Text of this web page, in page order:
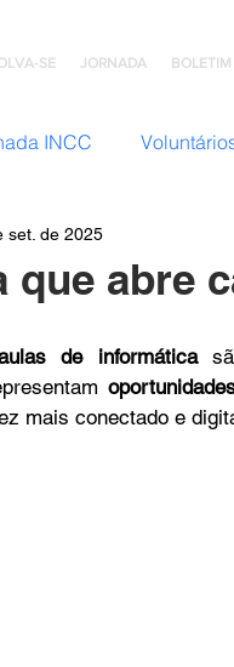
SE JORNADA BOLETIM
INCC
(Jovens)
INCC Extensões
que abre
set. de 2025
de informática
mais conectado e